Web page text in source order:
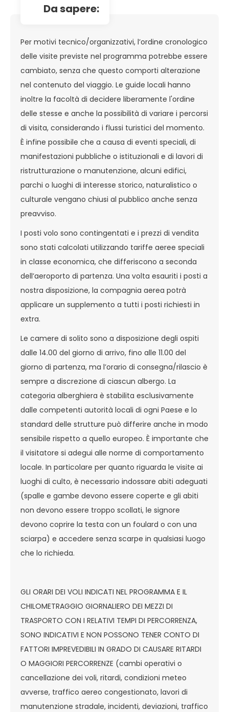
da sapere:
Per motivi tecnico/organizzativi, l’ordine cronologico
delle visite previste nel programma potrebbe essere
cambiato, senza che questo comporti alterazione
nel contenuto del viaggio. Le guide locali hanno
inoltre la facoltà di decidere liberamente l'ordine
delle stesse e anche la possibilità di variare i percorsi
di visita, considerando i flussi turistici del momento.
È infine possibile che a causa di eventi speciali, di
manifestazioni pubbliche o istituzionali e di lavori di
ristrutturazione o manutenzione, alcuni edifici,
parchi o luoghi di interesse storico, naturalistico o
culturale vengano chiusi al pubblico anche senza
preavviso.
I posti volo sono contingentati e i prezzi di vendita
sono stati calcolati utilizzando tariffe aeree speciali
in classe economica, che differiscono a seconda
dell’aeroporto di partenza. Una volta esauriti i posti a
nostra disposizione, la compagnia aerea potrà
applicare un supplemento a tutti i posti richiesti in
extra.
Le camere di solito sono a disposizione degli ospiti
dalle 14.00 del giorno di arrivo, fino alle 11.00 del
giorno di partenza, ma l’orario di consegna/rilascio è
sempre a discrezione di ciascun albergo. La
categoria alberghiera è stabilita esclusivamente
dalle competenti autorità locali di ogni Paese e lo
standard delle strutture può differire anche in modo
sensibile rispetto a quello europeo. È importante che
il visitatore si adegui alle norme di comportamento
locale. In particolare per quanto riguarda le visite ai
luoghi di culto, è necessario indossare abiti adeguati
(spalle e gambe devono essere coperte e gli abiti
non devono essere troppo scollati, le signore
devono coprire la testa con un foulard o con una
sciarpa) e accedere senza scarpe in qualsiasi luogo
che lo richieda.
GLI ORARI DEI VOLI INDICATI NEL PROGRAMMA E IL
CHILOMETRAGGIO GIORNALIERO DEI MEZZI DI
TRASPORTO CON I RELATIVI TEMPI DI PERCORRENZA,
SONO INDICATIVI E NON POSSONO TENER CONTO DI
FATTORI IMPREVEDIBILI IN GRADO DI CAUSARE RITARDI
O MAGGIORI PERCORRENZE (cambi operativi o
cancellazione dei voli, ritardi, condizioni meteo
avverse, traffico aereo congestionato, lavori di
manutenzione stradale, incidenti, deviazioni, traffico